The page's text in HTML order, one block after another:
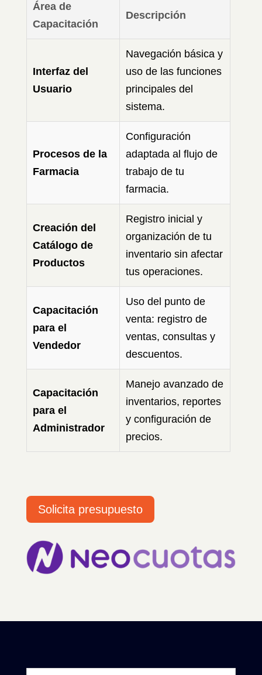
Área de
Capacitación
Descripción
Interfaz del
Usuario
Navegación básica y
uso de las funciones
principales del
sistema.
Procesos de la
Farmacia
Configuración
adaptada al flujo de
trabajo de tu
farmacia.
Creación del
Catálogo de
Productos
Registro inicial y
organización de tu
inventario sin afectar
tus operaciones.
Capacitación
para el
Vendedor
Uso del punto de
venta: registro de
ventas, consultas y
descuentos.
Capacitación
para el
Administrador
Manejo avanzado de
inventarios, reportes
y configuración de
precios.
Solicita presupuesto